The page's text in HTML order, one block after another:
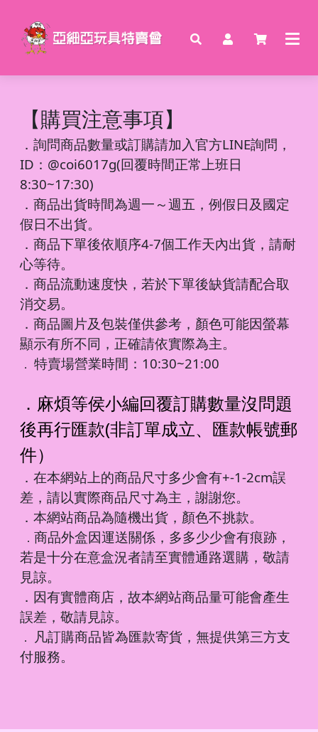
【購買注意事項】
． 詢問商品數量或訂購請加入官方LINE詢問，
ID：@coi6017g(回覆時間正常上班日
8:30~17:30)
．商品出貨時間為週一～週五，例假日及國定
假日不出貨。
．商品下單後依順序4-7個工作天內出貨，請耐
心等待。
．商品流動速度快，若於下單後缺貨請配合取
消交易。
．商品圖片及包裝僅供參考，顏色可能因螢幕
顯示有所不同，正確請依實際為主。
． 特賣場營業時間：10:30~21:00
．麻煩等侯小編回覆訂購數量沒問題
後再行匯款(非訂單成立、匯款帳號郵
件）
．在本網站上的商品尺寸多少會有+-1-2cm誤
差，請以實際商品尺寸為主，謝謝您。
．本網站商品為隨機出貨，顏色不挑款。
． 商品外盒因運送關係，多多少少會有痕跡，
若是十分在意盒況者請至實體通路選購，敬請
見諒。
．因有實體商店，故本網站商品量可能會產生
誤差，敬請見諒。
． 凡訂購商品皆為匯款寄貨，無提供第三方支
付服務。